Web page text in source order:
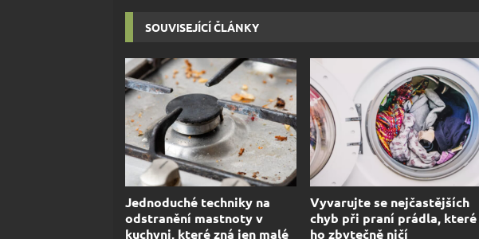
SOUVISEJÍCÍ ČLÁNKY
Jednoduché techniky na
odstranění mastnoty v
kuchyni, které zná jen malé
Vyvarujte se nejčastějších
chyb při praní prádla, které
ho zbytečně ničí